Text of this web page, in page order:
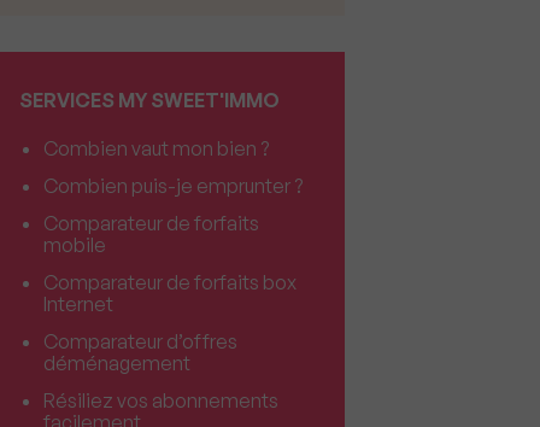
SERVICES MY SWEET'IMMO
Combien vaut mon bien ?
Combien puis-je emprunter ?
Comparateur de forfaits
mobile
Comparateur de forfaits box
Internet
Comparateur d’offres
déménagement
Résiliez vos abonnements
facilement